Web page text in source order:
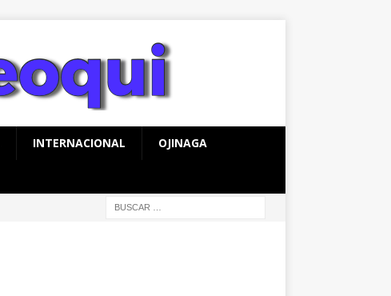
INTERNACIONAL OJINAGA